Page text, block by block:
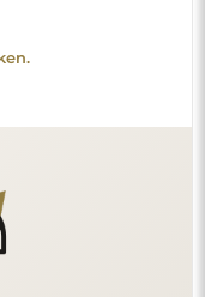
vrijheid om de